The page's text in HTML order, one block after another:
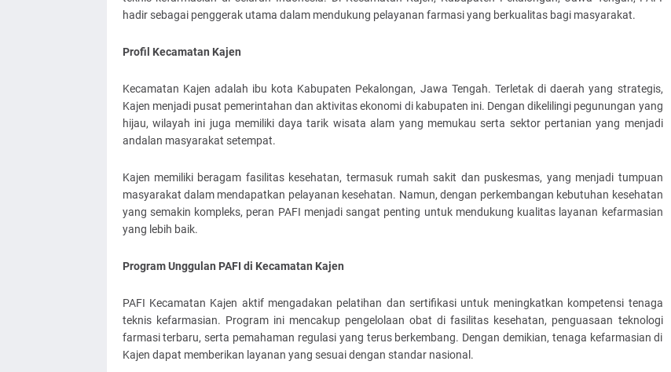
hadir sebagai penggerak utama dalam mendukung pelayanan farmasi yang berkualitas bagi masyarakat.
Profil Kecamatan Kajen
Kecamatan Kajen adalah ibu kota Kabupaten Pekalongan, Jawa Tengah. Terletak di daerah yang strategis,
Kajen menjadi pusat pemerintahan dan aktivitas ekonomi di kabupaten ini. Dengan dikelilingi pegunungan yang
hijau, wilayah ini juga memiliki daya tarik wisata alam yang memukau serta sektor pertanian yang menjadi
andalan masyarakat setempat.
Kajen memiliki beragam fasilitas kesehatan, termasuk rumah sakit dan puskesmas, yang menjadi tumpuan
masyarakat dalam mendapatkan pelayanan kesehatan. Namun, dengan perkembangan kebutuhan kesehatan
yang semakin kompleks, peran PAFI menjadi sangat penting untuk mendukung kualitas layanan kefarmasian
yang lebih baik.
Program Unggulan PAFI di Kecamatan Kajen
PAFI Kecamatan Kajen aktif mengadakan pelatihan dan sertifikasi untuk meningkatkan kompetensi tenaga
teknis kefarmasian. Program ini mencakup pengelolaan obat di fasilitas kesehatan, penguasaan teknologi
farmasi terbaru, serta pemahaman regulasi yang terus berkembang. Dengan demikian, tenaga kefarmasian di
Kajen dapat memberikan layanan yang sesuai dengan standar nasional.